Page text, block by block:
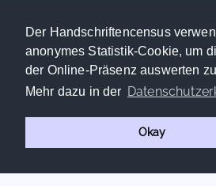
Der Handschriftencensus
anonymes Statistik-Cookie, um
der Online-Präsenz auswerten
Mehr dazu in der
Okay